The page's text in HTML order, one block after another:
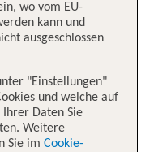
ihnen beim Check-in
kann Air Malta den
die Passagieren
dieses Artikels
wo vom EU-
kann und
ausgeschlossen
"Einstellungen"
und welche auf
Daten Sie
Weitere
Sie im Cookie-